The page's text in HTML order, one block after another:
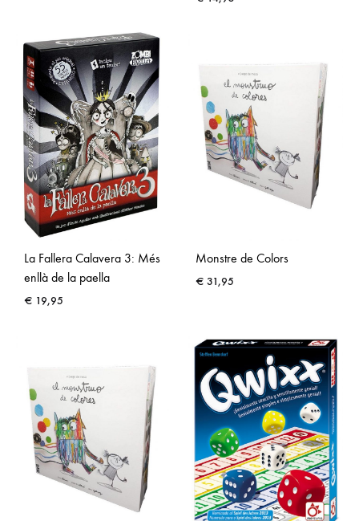
La Fallera Calavera 3: Més
enllà de la paella
€ 19,95
Monstre de Colors
€ 31,95